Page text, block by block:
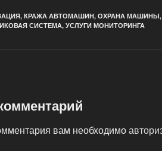
, КРАЖА АВТОМАШИН, ОХРАНА МАШИНЫ,
СИСТЕМА, УСЛУГИ МОНИТОРИНГА
вам необходимо